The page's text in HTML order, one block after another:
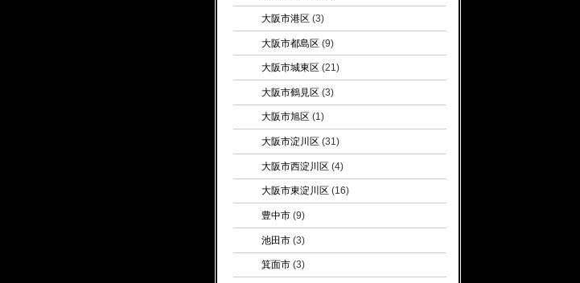
大阪市港区(3)
大阪市都島区(9)
大阪市城東区 (21)
大阪市鶴見区(3)
大阪市旭区 (1)
大阪市淀川区 (31)
大阪市西淀川区(4)
大阪市東淀川区 (16)
豊中市(9)
池田市(3)
箕面市(3)